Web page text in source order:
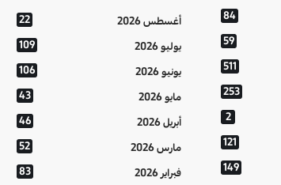
84
59
511
253
2
121
149
أغسطس 2026 22
يوليو 2026 109
يونيو 2026 106
مايو 2026 43
أبريل 2026 46
مارس 2026 52
فبراير 2026 83